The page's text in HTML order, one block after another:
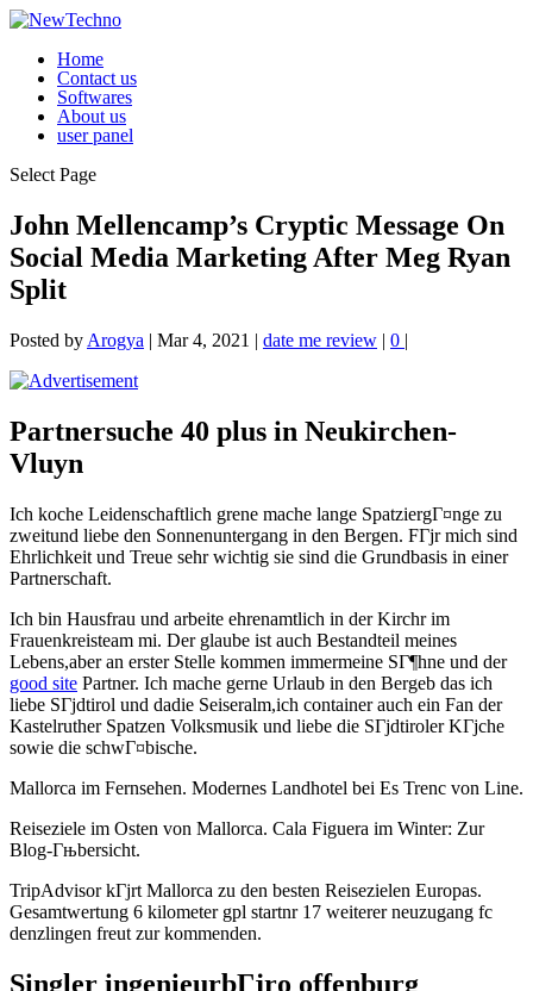
Home
Contact us
Softwares
About us
user panel
Select Page
John Mellencamp’s Cryptic Message On
Social Media Marketing After Meg Ryan
Split
Posted by Arogya | Mar 4, 2021 | date me review | 0 |
Partnersuche 40 plus in Neukirchen-
Vluyn
Ich koche Leidenschaftlich grene mache lange SpatziergГ¤nge zu
zweitund liebe den Sonnenuntergang in den Bergen. FГјr mich sind
Ehrlichkeit und Treue sehr wichtig sie sind die Grundbasis in einer
Partnerschaft.
Ich bin Hausfrau und arbeite ehrenamtlich in der Kirchr im
Frauenkreisteam mi. Der glaube ist auch Bestandteil meines
Lebens,aber an erster Stelle kommen immermeine SГ¶hne und der
good site Partner. Ich mache gerne Urlaub in den Bergeb das ich
liebe SГјdtirol und dadie Seiseralm,ich container auch ein Fan der
Kastelruther Spatzen Volksmusik und liebe die SГјdtiroler KГјche
sowie die schwГ¤bische.
Mallorca im Fernsehen. Modernes Landhotel bei Es Trenc von Line.
Reiseziele im Osten von Mallorca. Cala Figuera im Winter: Zur
Blog-Гњbersicht.
TripAdvisor kГјrt Mallorca zu den besten Reisezielen Europas.
Gesamtwertung 6 kilometer gpl startnr 17 weiterer neuzugang fc
denzlingen freut zur kommenden.
Singler ingenieurbГјro offenburg